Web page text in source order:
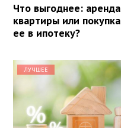
Что выгоднее: аренда
квартиры или покупка
ее в ипотеку?
ЛУЧШЕЕ